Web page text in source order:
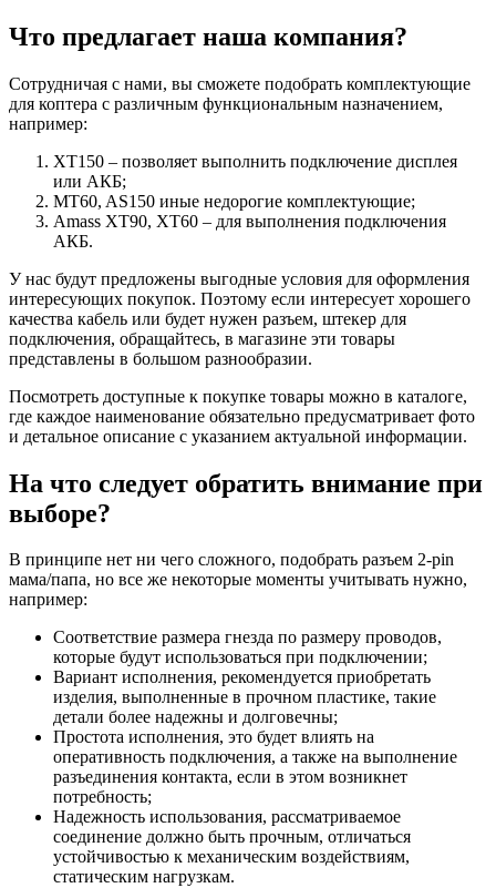
Что предлагает наша компания?
Сотрудничая с нами, вы сможете подобрать комплектующие
для коптера с различным функциональным назначением,
например:
XT150 – позволяет выполнить подключение дисплея
или АКБ;
MT60, AS150 иные недорогие комплектующие;
Amass XT90, XT60 – для выполнения подключения
АКБ.
У нас будут предложены выгодные условия для оформления
интересующих покупок. Поэтому если интересует хорошего
качества кабель или будет нужен разъем, штекер для
подключения, обращайтесь, в магазине эти товары
представлены в большом разнообразии.
Посмотреть доступные к покупке товары можно в каталоге,
где каждое наименование обязательно предусматривает фото
и детальное описание с указанием актуальной информации.
На что следует обратить внимание при
выборе?
В принципе нет ни чего сложного, подобрать разъем 2-pin
мама/папа, но все же некоторые моменты учитывать нужно,
например:
Соответствие размера гнезда по размеру проводов,
которые будут использоваться при подключении;
Вариант исполнения, рекомендуется приобретать
изделия, выполненные в прочном пластике, такие
детали более надежны и долговечны;
Простота исполнения, это будет влиять на
оперативность подключения, а также на выполнение
разъединения контакта, если в этом возникнет
потребность;
Надежность использования, рассматриваемое
соединение должно быть прочным, отличаться
устойчивостью к механическим воздействиям,
статическим нагрузкам.